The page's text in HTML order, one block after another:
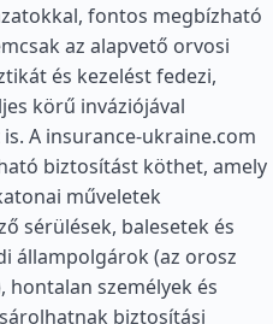
fontos megbízható
az alapvető orvosi
és kezelést fedezi,
körű inváziójával
A insurance-ukraine.com
biztosítást köthet, amely
műveletek
sérülések, balesetek és
állampolgárok (az orosz
személyek és
biztosítási